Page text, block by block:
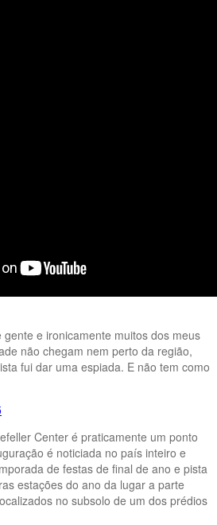
e ironicamente muitos dos meus
não chegam nem perto da região,
fui dar uma espiada. E não tem como
Center é praticamente um ponto
é noticiada no país inteiro e
de festas de final de ano e pista
estações do ano da lugar a parte
no subsolo de um dos prédios